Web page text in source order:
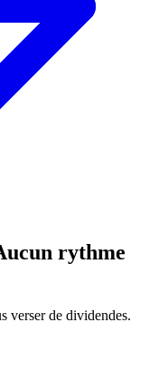
rythme
verser de dividendes.